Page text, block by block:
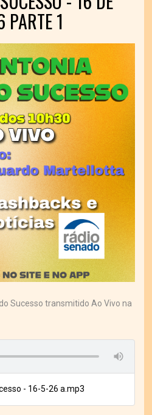
1
Sucesso transmitido Ao Vivo na
- 16-5-26 a.mp3